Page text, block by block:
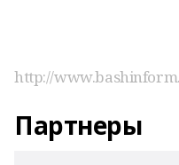
http://
Партнеры